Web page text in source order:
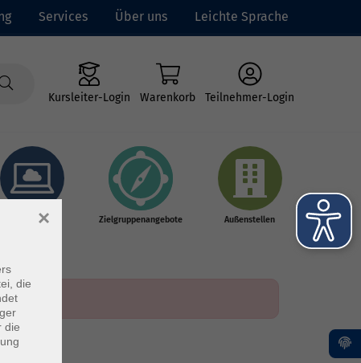
Services Über uns Leichte Sprache
Kursleiter-Login Warenkorb Teilnehmer-Login
Online-Kurse Zielgruppenangebote Außenstellen
die
die
×